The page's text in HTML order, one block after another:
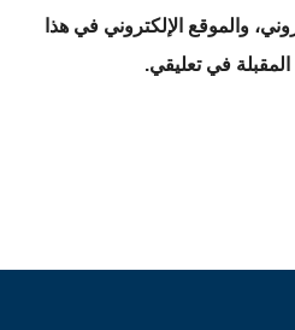
والموقع الإلكتروني في هذا
المقبلة في تعليقي.